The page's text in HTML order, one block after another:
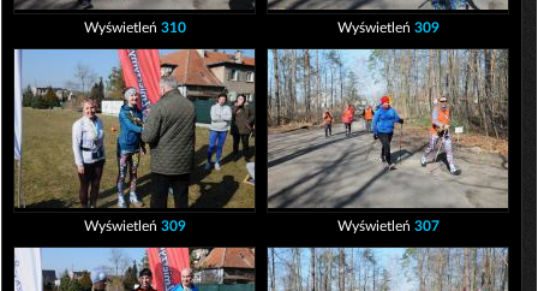
Wyświetleń 310 Wyświetleń 309
Wyświetleń 309 Wyświetleń 307